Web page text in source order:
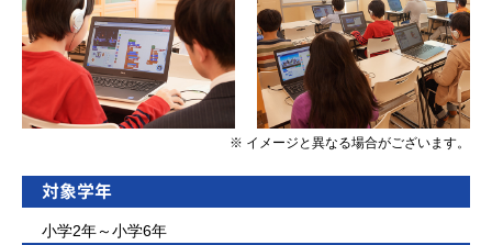
※ イメージと異なる場合がございます。
対象学年
小学2年～小学6年